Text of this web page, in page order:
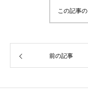
この記事
前の記事